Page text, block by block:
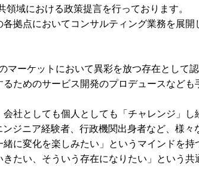
域における政策提言を行っております。
拠点においてコンサルティング業務を展
ーケットにおいて異彩を放つ存在として認
ためのサービス開発のプロデュースなども
社としても個人としても「チャレンジ」し
ジニア経験者、行政機関出身者など、様々
に変化を楽しみたい」というマインドを
たい、そういう存在になりたい」という共